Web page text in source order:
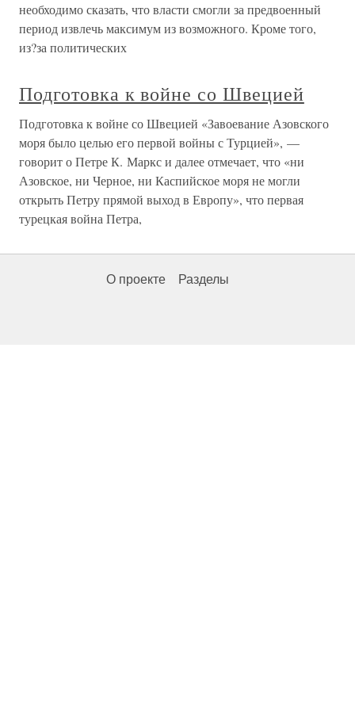
необходимо сказать, что власти смогли за предвоенный
период извлечь максимум из возможного. Кроме того,
из?за политических
Подготовка к войне со Швецией
Подготовка к войне со Швецией «Завоевание Азовского
моря было целью его первой войны с Турцией», —
говорит о Петре К. Маркс и далее отмечает, что «ни
Азовское, ни Черное, ни Каспийское моря не могли
открыть Петру прямой выход в Европу», что первая
турецкая война Петра,
О проекте Разделы